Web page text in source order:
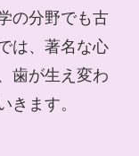
の分野でも古
は、著名な心
歯が生え変わ
きます。